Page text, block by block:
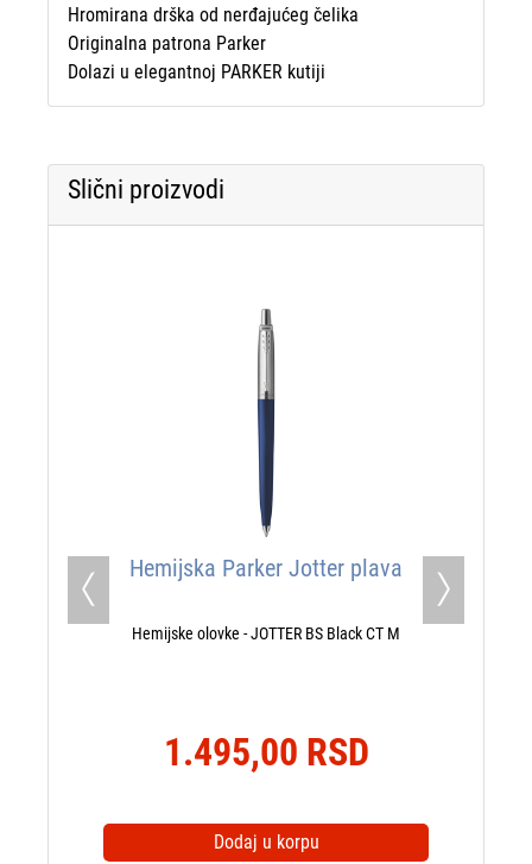
Hromirana drška od nerđajućeg čelika
Originalna patrona Parker
Dolazi u elegantnoj PARKER kutiji
Slični proizvodi
Hemijska Parker Jotter plava
Hemijske olovke - JOTTER BS Black CT M
1.495,00 RSD
Dodaj u korpu
Previous Next